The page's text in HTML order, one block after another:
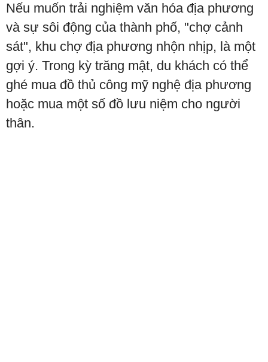
Nếu muốn trải nghiệm văn hóa địa phương
và sự sôi động của thành phố, "chợ cảnh
sát", khu chợ địa phương nhộn nhịp, là một
gợi ý. Trong kỳ trăng mật, du khách có thể
ghé mua đồ thủ công mỹ nghệ địa phương
hoặc mua một số đồ lưu niệm cho người
thân.